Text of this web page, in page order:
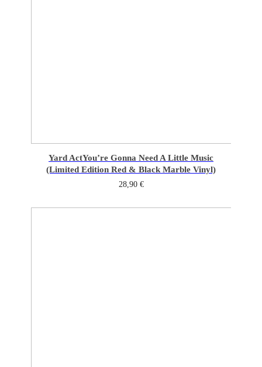
Yard ActYou’re Gonna Need A Little Music
(Limited Edition Red & Black Marble Vinyl)
28,90 €